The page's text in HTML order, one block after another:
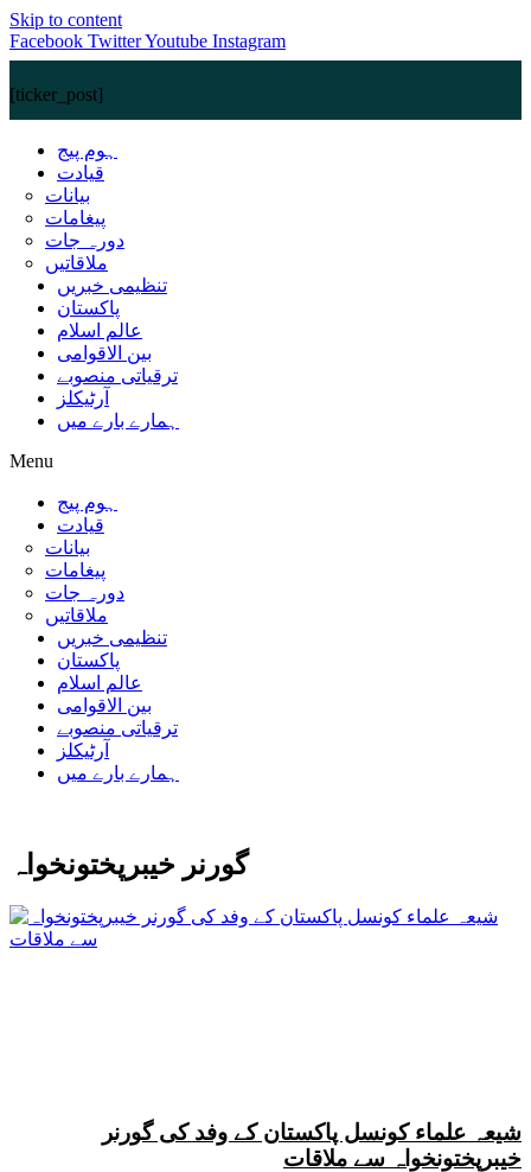
Skip to content
Facebook TwitterYoutube Instagram
[ticker_post]
ہوم پیج
قیادت
بیانات
پیغامات
دورہ جات
ملاقاتیں
تنظیمی خبریں
پاکستان
عالم اسلام
بین الاقوامی
ترقیاتی منصوبے
آرٹیکلز
ہمارے بارے میں
Menu
ہوم پیج
قیادت
بیانات
پیغامات
دورہ جات
ملاقاتیں
تنظیمی خبریں
پاکستان
عالم اسلام
بین الاقوامی
ترقیاتی منصوبے
آرٹیکلز
ہمارے بارے میں
گورنر خیبرپختونخواہ
شیعہ علماء کونسل پاکستان کے وفد کی گورنر
خیبرپختونخواہ سے ملاقات